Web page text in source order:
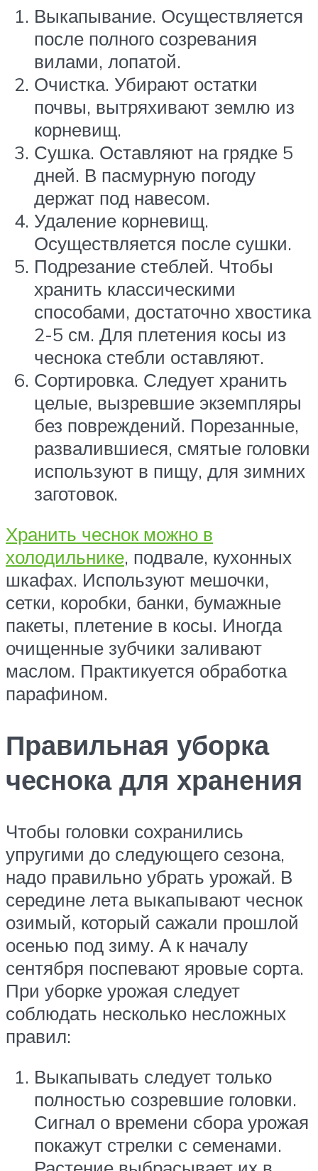
Выкапывание. Осуществляется
после полного созревания
вилами, лопатой.
Очистка. Убирают остатки
почвы, вытряхивают землю из
корневищ.
Сушка. Оставляют на грядке 5
дней. В пасмурную погоду
держат под навесом.
Удаление корневищ.
Осуществляется после сушки.
Подрезание стеблей. Чтобы
хранить классическими
способами, достаточно хвостика
2-5 см. Для плетения косы из
чеснока стебли оставляют.
Сортировка. Следует хранить
целые, вызревшие экземпляры
без повреждений. Порезанные,
развалившиеся, смятые головки
используют в пищу, для зимних
заготовок.
Хранить чеснок можно в
холодильнике, подвале, кухонных
шкафах. Используют мешочки,
сетки, коробки, банки, бумажные
пакеты, плетение в косы. Иногда
очищенные зубчики заливают
маслом. Практикуется обработка
парафином.
Правильная уборка
чеснока для хранения
Чтобы головки сохранились
упругими до следующего сезона,
надо правильно убрать урожай. В
середине лета выкапывают чеснок
озимый, который сажали прошлой
осенью под зиму. А к началу
сентября поспевают яровые сорта.
При уборке урожая следует
соблюдать несколько несложных
правил:
Выкапывать следует только
полностью созревшие головки.
Сигнал о времени сбора урожая
покажут стрелки с семенами.